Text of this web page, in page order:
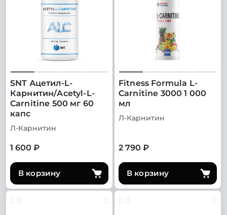
SNT Ацетил-L-
Карнитин/Acetyl-L-
Carnitine 500 мг 60
капс
Л-Карнитин
1 600 ₽
В корзину
Fitness Formula L-
Carnitine 3000 1 000
мл
Л-Карнитин
2 790 ₽
В корзину
0 0